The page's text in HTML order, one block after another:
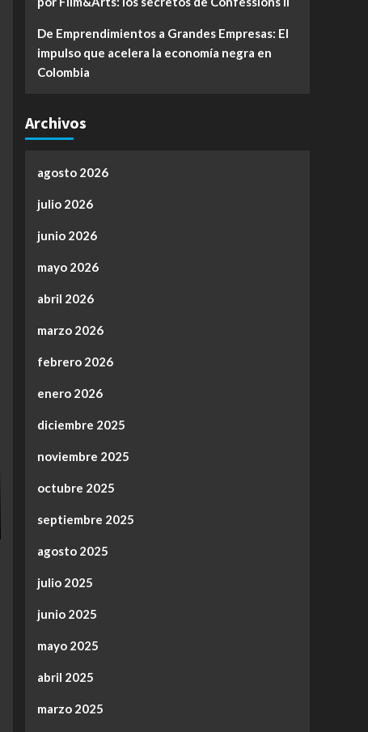
De Emprendimientos a Grandes Empresas: El
impulso que acelera la economía negra en
Colombia
Archivos
agosto 2026
julio 2026
junio 2026
mayo 2026
abril 2026
marzo 2026
febrero 2026
enero 2026
diciembre 2025
noviembre 2025
octubre 2025
septiembre 2025
agosto 2025
julio 2025
junio 2025
mayo 2025
abril 2025
marzo 2025